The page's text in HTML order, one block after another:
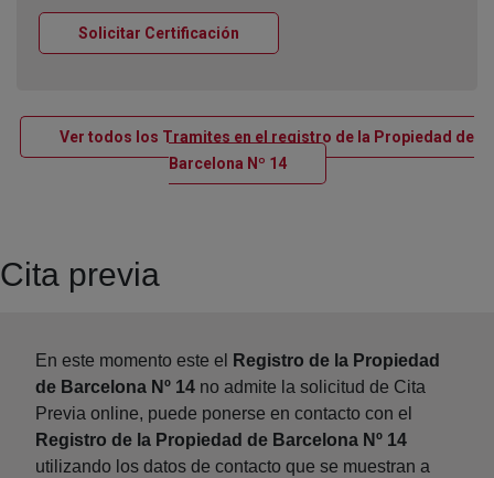
Solicitar Certificación
Ver todos los Tramites en el registro de la Propiedad de
Barcelona Nº 14Ventana nueva
Cita previa
En este momento este el
Registro de la Propiedad
de Barcelona Nº 14 no admite la solicitud de Cita
Previa online, puede ponerse en contacto con el
Registro de la Propiedad de Barcelona Nº 14
utilizando los datos de contacto que se muestran a